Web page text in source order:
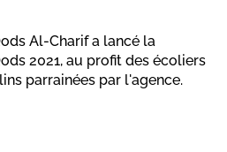
Al-Charif a lancé la
2021, au profit des écoliers
parrainées par l'agence.